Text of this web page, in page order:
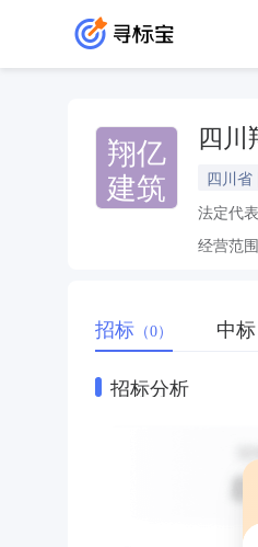
翔亿
建筑
四川
四川省
法定代
经营范围
招标 （0） 中标
招标分析